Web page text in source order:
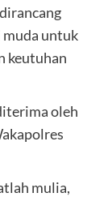
muda untuk
keutuhan
oleh
mulia,